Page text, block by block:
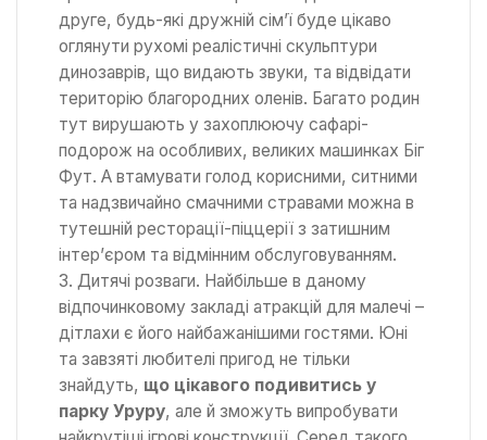
друге, будь-які дружній сім’ї буде цікаво
оглянути рухомі реалістичні скульптури
динозаврів, що видають звуки, та відвідати
територію благородних оленів. Багато родин
тут вирушають у захоплюючу сафарі-
подорож на особливих, великих машинках Біг
Фут. А втамувати голод корисними, ситними
та надзвичайно смачними стравами можна в
тутешній ресторації-піццерії з затишним
інтер’єром та відмінним обслуговуванням.
Дитячі розваги. Найбільше в даному
відпочинковому закладі атракцій для малечі –
дітлахи є його найбажанішими гостями. Юні
та завзяті любителі пригод не тільки
знайдуть, що цікавого подивитись у
парку Уруру, але й зможуть випробувати